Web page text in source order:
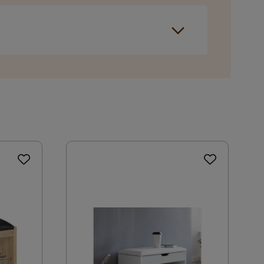
tilkommer i kassen etter du har fylt i